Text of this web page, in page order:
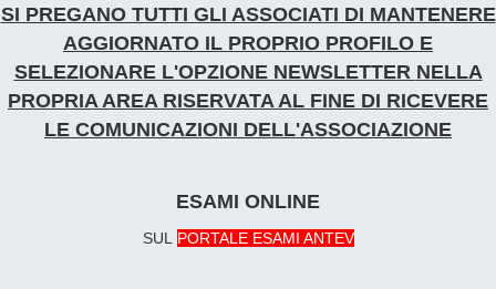
SI PREGANO TUTTI GLI ASSOCIATI DI MANTENERE
AGGIORNATO IL PROPRIO PROFILO E
SELEZIONARE L'OPZIONE NEWSLETTER NELLA
PROPRIA AREA RISERVATA AL FINE DI RICEVERE
LE COMUNICAZIONI DELL'ASSOCIAZIONE
ESAMI ONLINE
SUL PORTALE ESAMI ANTEV